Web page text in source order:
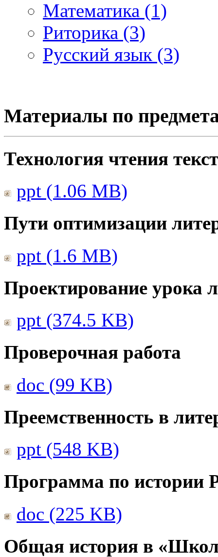
Математика (1)
Риторика (3)
Русский язык (3)
Материалы по
Технология чтения
ppt (1.06 MB)
Пути оптимизации
ppt (1.6 MB)
Проектирование урока
ppt (374.5 KB)
Проверочная работа
doc (99 KB)
Преемственность в
ppt (548 KB)
Программа по истории
doc (225 KB)
Общая история в